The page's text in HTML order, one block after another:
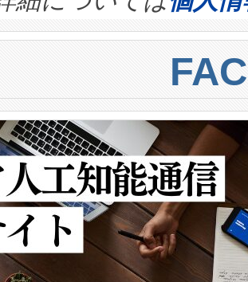
to ensure battery
は、ai&のAI
ム統合、試運転、
階のデータを監視
で検出でき、これ
て約600メートルに
率10％のターゲッ
最大検知距離は
最大1キロメート
周囲を監視でき、
処理を簡素化でき
2種類のFOVオプシ